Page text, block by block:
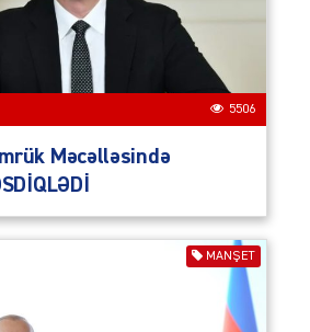
5506
Məcəlləsində
MANŞET